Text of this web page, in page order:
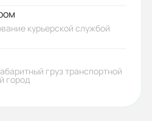
м):
курьерской службой
груз транспортной
город